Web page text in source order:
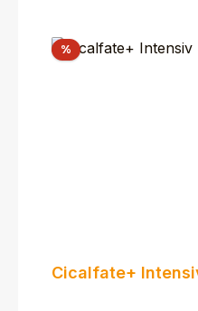
% Rabatt
Cicalfate+